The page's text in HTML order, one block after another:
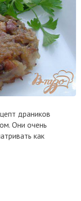
драников
Они очень
как